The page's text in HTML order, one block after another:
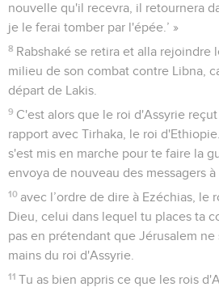
nouvelle qu'il recevra, il retournera
je le ferai tomber par l'épée.’ »
8 Rabshaké se retira et alla rejoindre
milieu de son combat contre Libna,
départ de Lakis.
9 C'est alors que le roi d'Assyrie
rapport avec Tirhaka, le roi
s'est mis en marche pour te faire la
envoya de nouveau des messagers à
10 avec l’ordre de dire à Ezéchias, le
Dieu, celui dans lequel tu places ta
pas en prétendant que Jérusalem
mains du roi d'Assyrie.
11 Tu as bien appris ce que les rois